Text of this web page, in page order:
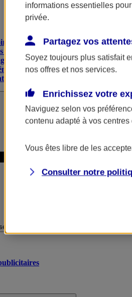
publicitaires
précédente
informations essentielles
privée.
Partagez vos
Soyez toujours plus satisfait
nos offres et nos services.
Enrichissez votre
Naviguez selon vos
contenu adapté à vos
Vous êtes libre de les
Consulter notre